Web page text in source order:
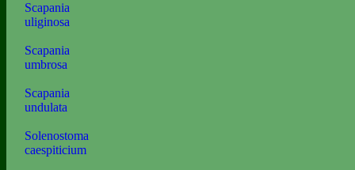
Scapania
uliginosa
Scapania
umbrosa
Scapania
undulata
Solenostoma
caespiticium